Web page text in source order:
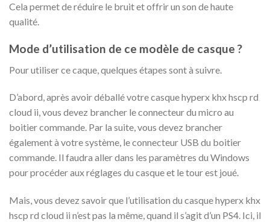
Cela permet de réduire le bruit et offrir un son de haute
qualité.
Mode d’utilisation de ce modèle de casque ?
Pour utiliser ce caque, quelques étapes sont à suivre.
D’abord, après avoir déballé votre casque hyperx khx hscp rd
cloud ii, vous devez brancher le connecteur du micro au
boitier commande. Par la suite, vous devez brancher
également à votre système, le connecteur USB du boitier
commande. Il faudra aller dans les paramètres du Windows
pour procéder aux réglages du casque et le tour est joué.
Mais, vous devez savoir que l’utilisation du casque hyperx khx
hscp rd cloud ii n’est pas la même, quand il s’agit d’un PS4. Ici, il